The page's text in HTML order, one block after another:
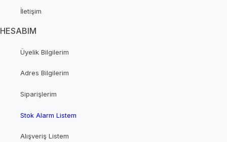
İletişim
HESABIM
Üyelik Bilgilerim
Adres Bilgilerim
Siparişlerim
Stok Alarm Listem
Alışveriş Listem